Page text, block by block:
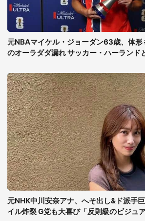
元NBAマイケル・ジョーダン63歳、体形
のオーラダダ漏れ サッカー・ハーランド
元NHK中川安奈アナ、へそ出し&ド派手
イル炸裂 G党も大喜び「反則級のビジュア